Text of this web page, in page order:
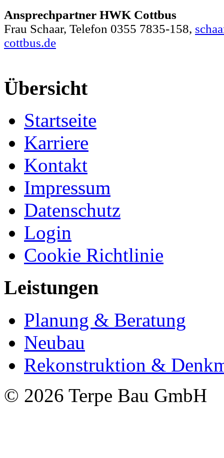
Ansprechpartner HWK Cottbus
Frau Schaar, Telefon 0355 7835-158,
cottbus.de
Übersicht
Startseite
Karriere
Kontakt
Impressum
Datenschutz
Login
Cookie Richtlinie
Leistungen
Planung & Beratung
Neubau
Rekonstruktion &
© 2026 Terpe Bau GmbH